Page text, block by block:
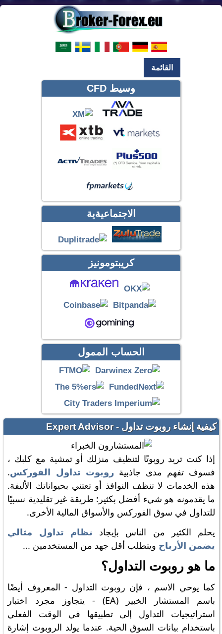
القائمة
وسيط CFD
الاجتماعيةية
كريبتومونيز
الحساب الممول
كيفية إنشاء روبوت تداول - Expert Advisor
إذا كنت تريد روبوتًا لتنظيف منزلك أو تمشية مع كلبك ،
فسوف تفهم مدى جاذبية روبوت تداول الفوركس.
هذه الخدمات لا تنظف النوافذ أو تعتني بحيواناتك الأليفة.
ما يقدمونه هو شيء أفضل بكثير: طريقة غير تقليدية نسبيًا
للتداول في سوق الفوركس والأسواق المالية الأخرى.
يحلم الكثير من الناس بإيجاد نظام تداول مثالي
يضمن الأرباح ويتطلب أقل جهد من المستخدمين ...
ما هو روبوت التداول؟
كما يوحي الاسم ، فإن روبوت التداول - المعروف أيضًا
باسم المستشار الخبير (EA) - يتجاوز مجرد اختبار
استراتيجيات التداول إلى تطبيقها في الوقت الفعلي
باستخدام بيانات السوق الحية. عندما يولد الروبوت إشارة